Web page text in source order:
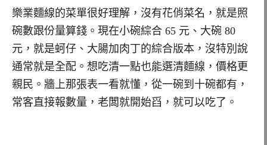
樂業麵線的菜單很好理解，沒有花俏菜名，就是照
碗數跟份量算錢。現在小碗綜合 65 元、大碗 80
元，就是蚵仔、大腸加肉丁的綜合版本，沒特別說
通常就是全配。想吃清一點也能選清麵線，價格更
親民。牆上那張表一看就懂，從一碗到十碗都有，
常客直接報數量，老闆就開始舀，就可以吃了。